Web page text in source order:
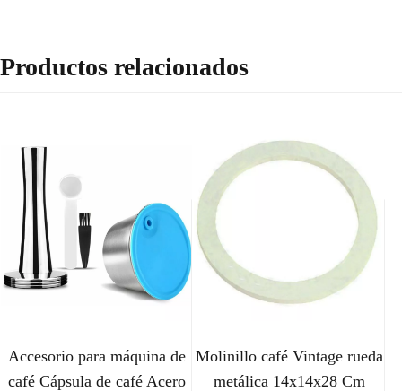
Productos relacionados
Accesorio para máquina de
café Cápsula de café Acero
Molinillo café Vintage rueda
metálica 14x14x28 Cm